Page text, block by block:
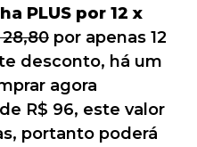
PLUS por 12 x
28,80 por apenas 12
desconto, há um
agora
R$ 96, este valor
portanto poderá